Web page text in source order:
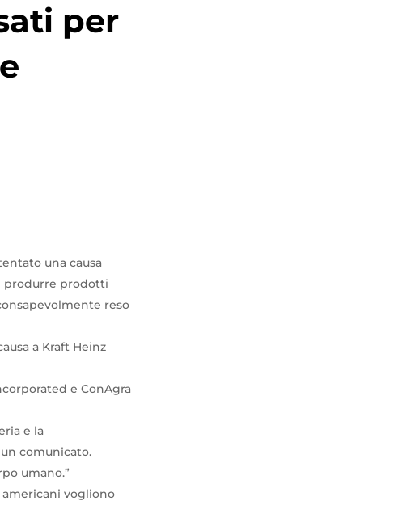
per
una causa
produrre prodotti
reso
a Kraft Heinz
e ConAgra
e la
comunicato.
umano.”
americani vogliono